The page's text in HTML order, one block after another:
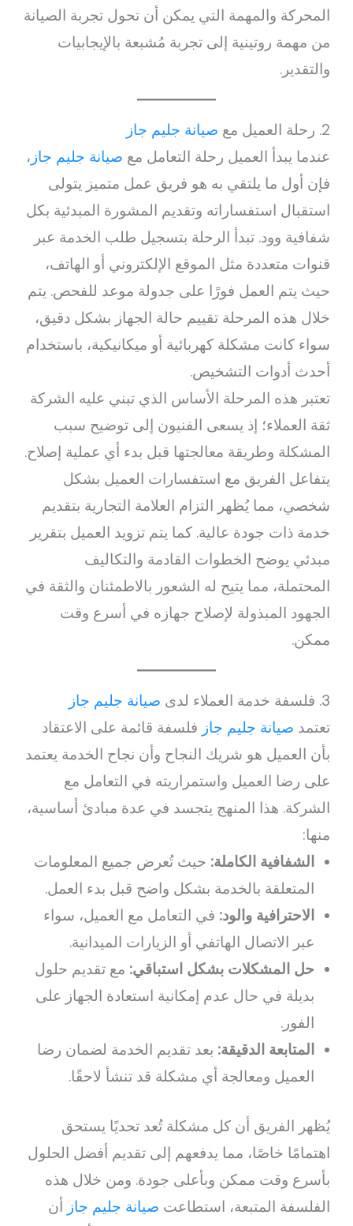
المحركة والمهمة التي يمكن أن تحول تجربة الصيانة
من مهمة روتينية إلى تجربة مُشبعة بالإيجابيات
والتقدير.
2. رحلة العميل مع
صيانة جليم جاز
عندما يبدأ العميل رحلة التعامل مع صيانة جليم جاز ،
فإن أول ما يلتقي به هو فريق عمل متميز يتولى
استقبال استفساراته وتقديم المشورة المبدئية بكل
شفافية وود. تبدأ الرحلة بتسجيل طلب الخدمة عبر
قنوات متعددة مثل الموقع الإلكتروني أو الهاتف،
حيث يتم العمل فورًا على جدولة موعد للفحص. يتم
خلال هذه المرحلة تقييم حالة الجهاز بشكل دقيق،
سواء كانت مشكلة كهربائية أو ميكانيكية، باستخدام
أحدث أدوات التشخيص.
تعتبر هذه المرحلة الأساس الذي تبني عليه الشركة
ثقة العملاء؛ إذ يسعى الفنيون إلى توضيح سبب
المشكلة وطريقة معالجتها قبل بدء أي عملية إصلاح.
يتفاعل الفريق مع استفسارات العميل بشكل
شخصي، مما يُظهر التزام العلامة التجارية بتقديم
خدمة ذات جودة عالية. كما يتم تزويد العميل بتقرير
مبدئي يوضح الخطوات القادمة والتكاليف
المحتملة، مما يتيح له الشعور بالاطمئنان والثقة في
الجهود المبذولة لإصلاح جهازه في أسرع وقت
ممكن.
3. فلسفة خدمة العملاء لدى
صيانة جليم جاز
تعتمد صيانة جليم جاز فلسفة قائمة على الاعتقاد
بأن العميل هو شريك النجاح وأن نجاح الخدمة يعتمد
على رضا العميل واستمراريته في التعامل مع
الشركة. هذا المنهج يتجسد في عدة مبادئ أساسية،
منها:
الشفافية الكاملة: حيث تُعرض جميع المعلومات
المتعلقة بالخدمة بشكل واضح قبل بدء العمل.
الاحترافية والود: في التعامل مع العميل، سواء
عبر الاتصال الهاتفي أو الزيارات الميدانية.
حل المشكلات بشكل استباقي: مع تقديم حلول
بديلة في حال عدم إمكانية استعادة الجهاز على
الفور.
المتابعة الدقيقة: بعد تقديم الخدمة لضمان رضا
العميل ومعالجة أي مشكلة قد تنشأ لاحقًا.
يُظهر الفريق أن كل مشكلة تُعد تحديًا يستحق
اهتمامًا خاصًا، مما يدفعهم إلى تقديم أفضل الحلول
بأسرع وقت ممكن وبأعلى جودة. ومن خلال هذه
الفلسفة المتبعة، استطاعت صيانة جليم جاز أن